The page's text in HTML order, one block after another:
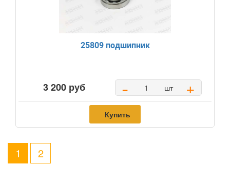
25809 подшипник
3 200 руб - шт +
Купить
1 2